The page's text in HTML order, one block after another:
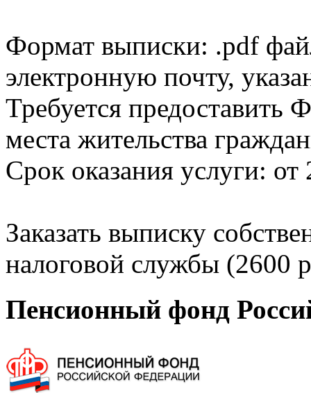
Формат выписки: .pdf
электронную почту,
Требуется
места жительства
Срок оказания услуги: от
Заказать выписку
налоговой службы (2600
Пенсионный фонд